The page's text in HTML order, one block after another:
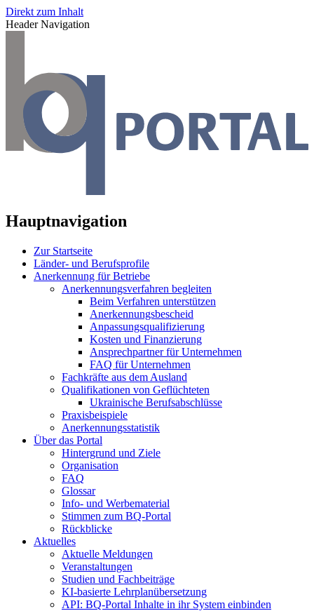
Direkt zum Inhalt
Header Navigation
Hauptnavigation
Zur Startseite
Länder- und Berufsprofile
Anerkennung für Betriebe
Anerkennungsverfahren begleiten
Beim Verfahren unterstützen
Anerkennungsbescheid
Anpassungsqualifizierung
Kosten und Finanzierung
Ansprechpartner für Unternehmen
FAQ für Unternehmen
Fachkräfte aus dem Ausland
Qualifikationen von Geflüchteten
Ukrainische Berufsabschlüsse
Praxisbeispiele
Anerkennungsstatistik
Über das Portal
Hintergrund und Ziele
Organisation
FAQ
Glossar
Info- und Werbematerial
Stimmen zum BQ-Portal
Rückblicke
Aktuelles
Aktuelle Meldungen
Veranstaltungen
Studien und Fachbeiträge
KI-basierte Lehrplanübersetzung
API: BQ-Portal Inhalte in ihr System einbinden